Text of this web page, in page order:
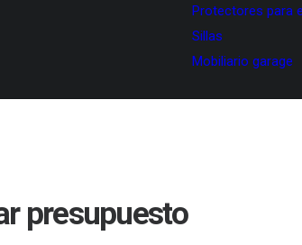
Protectores para
Sillas
Mobiliario garage
presupuesto